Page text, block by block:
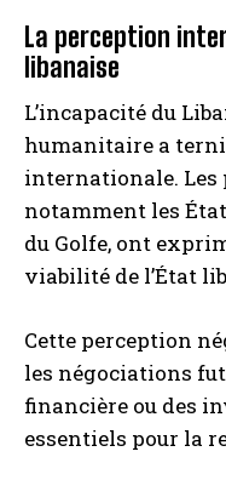
La perception
libanaise
L’incapacité du
humanitaire a
internationale. Les
notamment les
du Golfe, ont
viabilité de l’État
Cette perception
les négociations
financière ou des
essentiels pour la